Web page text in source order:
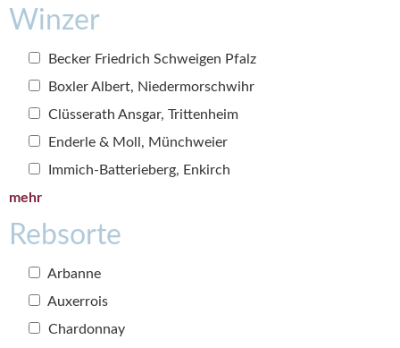
Winzer
Becker Friedrich Schweigen Pfalz
Boxler Albert, Niedermorschwihr
Clüsserath Ansgar, Trittenheim
Enderle & Moll, Münchweier
Immich-Batterieberg, Enkirch
mehr
Rebsorte
Arbanne
Auxerrois
Chardonnay